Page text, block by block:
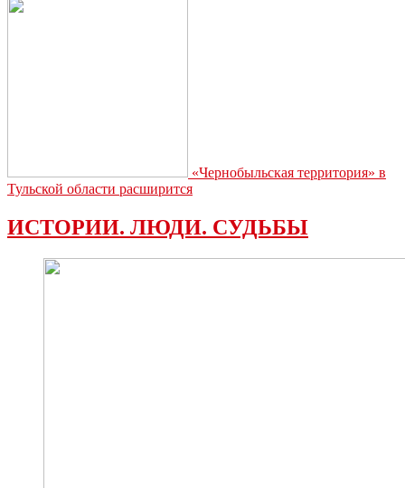
«Чернобыльская территория» в
Тульской области расширится
ИСТОРИИ. ЛЮДИ. СУДЬБЫ